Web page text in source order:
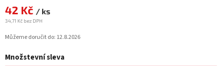
42 Kč / ks
34,71 Kč bez DPH
Můžeme doručit do: 12.8.2026
Množstevní sleva